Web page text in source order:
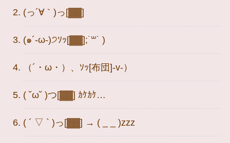
(っ´∀｀)っ[▓▓]
(๑´-ω-)੭ｿｯ[▓▓];˙꒳˙ )
（´・ω・）、ｿｯ[布団]-v-）
( ˘ω˘ )つ[▓▓] ｶｹｶｹ…
( ´ ▽ ` )っ[▓▓] → ( _ _ )zzz